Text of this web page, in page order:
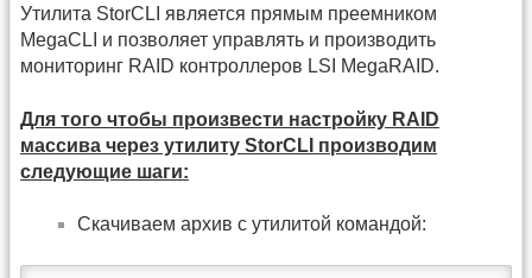
Утилита StorCLI является прямым преемником
MegaCLI и позволяет управлять и производить
мониторинг RAID контроллеров LSI MegaRAID.
Для того чтобы произвести настройку RAID
массива через утилиту StorCLI производим
следующие шаги:
Скачиваем архив с утилитой командой: